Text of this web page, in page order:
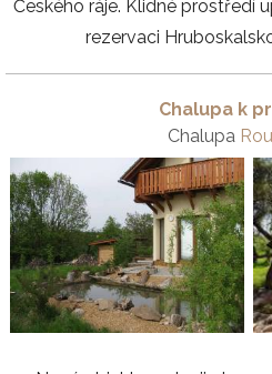
Českého ráje. Klidné prostředí
rezervaci
Chalupa k
Chalupa